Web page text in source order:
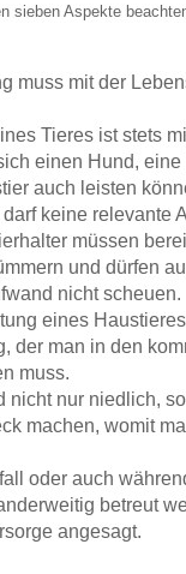
ÖFFNUNGSZEITEN
—
—
sieben Aspekte
muss mit der
Tieres ist stets
einen Hund, eine
auch leisten
darf keine relevante
müssen
und dürfen
nicht scheuen.
eines
der man in den
muss.
nicht nur niedlich,
machen, womit
oder auch
betreut
angesagt.